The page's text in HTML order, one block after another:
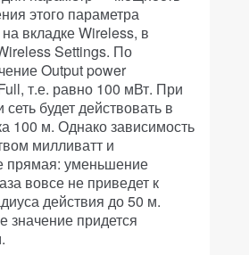
этого параметра
вкладке Wireless, в
Settings. По
Output power
т.е. равно 100 мВт. При
будет действовать в
100 м. Однако зависимость
милливатт и
прямая: уменьшение
вовсе не приведет к
действия до 50 м.
значение придется